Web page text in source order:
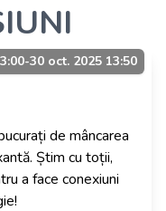
-30 oct. 2025 13:50
de mâncarea
Știm cu toții,
a face conexiuni